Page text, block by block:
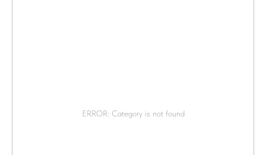
ERROR: Category is not found